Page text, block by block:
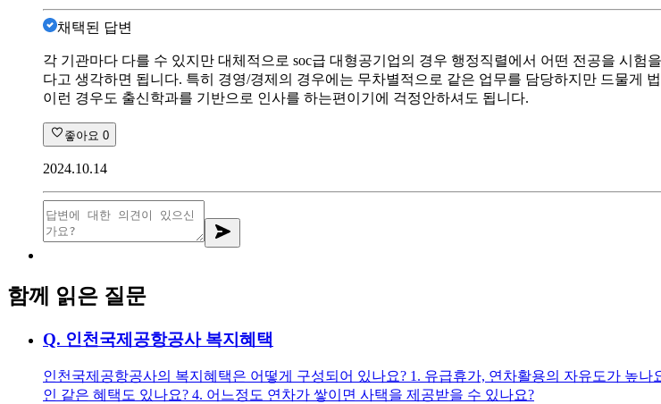
채택된 답변
각 기관마다 다를 수 있지만 대체적으로 soc급 대형공기업의 경우 행정직렬에서 어떤 전공을 시
다고 생각하면 됩니다. 특히 경영/경제의 경우에는 무차별적으로 같은 업무를 담당하지만 드물게
이런 경우도 출신학과를 기반으로 인사를 하는편이기에 걱정안하셔도 됩니다.
좋아요 0
2024.10.14
함께 읽은 질문
Q. 인천국제공항공사 복지혜택
인천국제공항공사의 복지혜택은 어떻게 구성되어 있나요? 1. 유급휴가, 연차활용의 자유도가 높
인 같은 혜택도 있나요? 4. 어느정도 연차가 쌓이면 사택을 제공받을 수 있나요?